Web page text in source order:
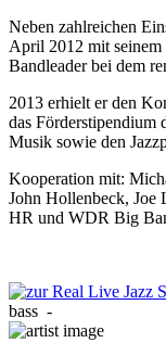
Neben zahlreichen
April 2012 mit
Bandleader bei dem
2013 erhielt er den
das Förderstipendium
Musik sowie den
Kooperation mit:
John Hollenbeck, Joe
HR und WDR Big
bass -